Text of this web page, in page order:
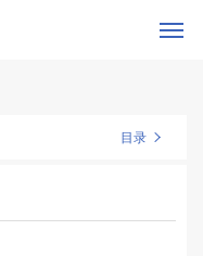
目录